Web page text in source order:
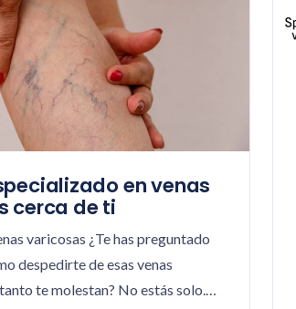
en venas
cerca de ti
varicosas ¿Te has preguntado
despedirte de esas venas
te molestan? No estás solo.…